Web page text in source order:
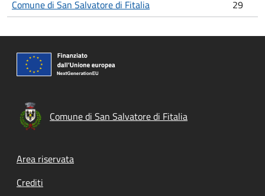
Comune di San Salvatore di Fitalia 29
Comune di San Salvatore di Fitalia
Footer menu
Area riservata
Crediti